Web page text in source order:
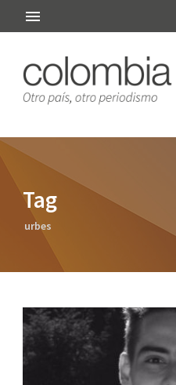
Tag
urbes